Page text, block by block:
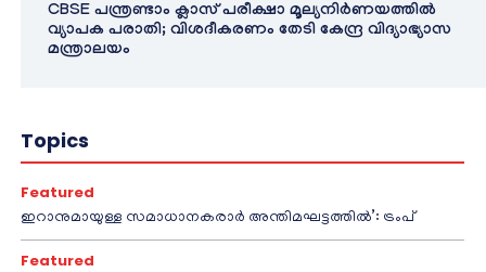
CBSE പന്ത്രണ്ടാം ക്ലാസ് പരീക്ഷാ മൂല്യനിർണയത്തിൽ
വ്യാപക പരാതി; വിശദീകരണം തേടി കേന്ദ്ര വിദ്യാഭ്യാസ
മന്ത്രാലയം
Topics
Featured
ഇറാനുമായുള്ള സമാധാനകരാർ അന്തിമഘട്ടത്തിൽ‌’: ട്രംപ്
Featured